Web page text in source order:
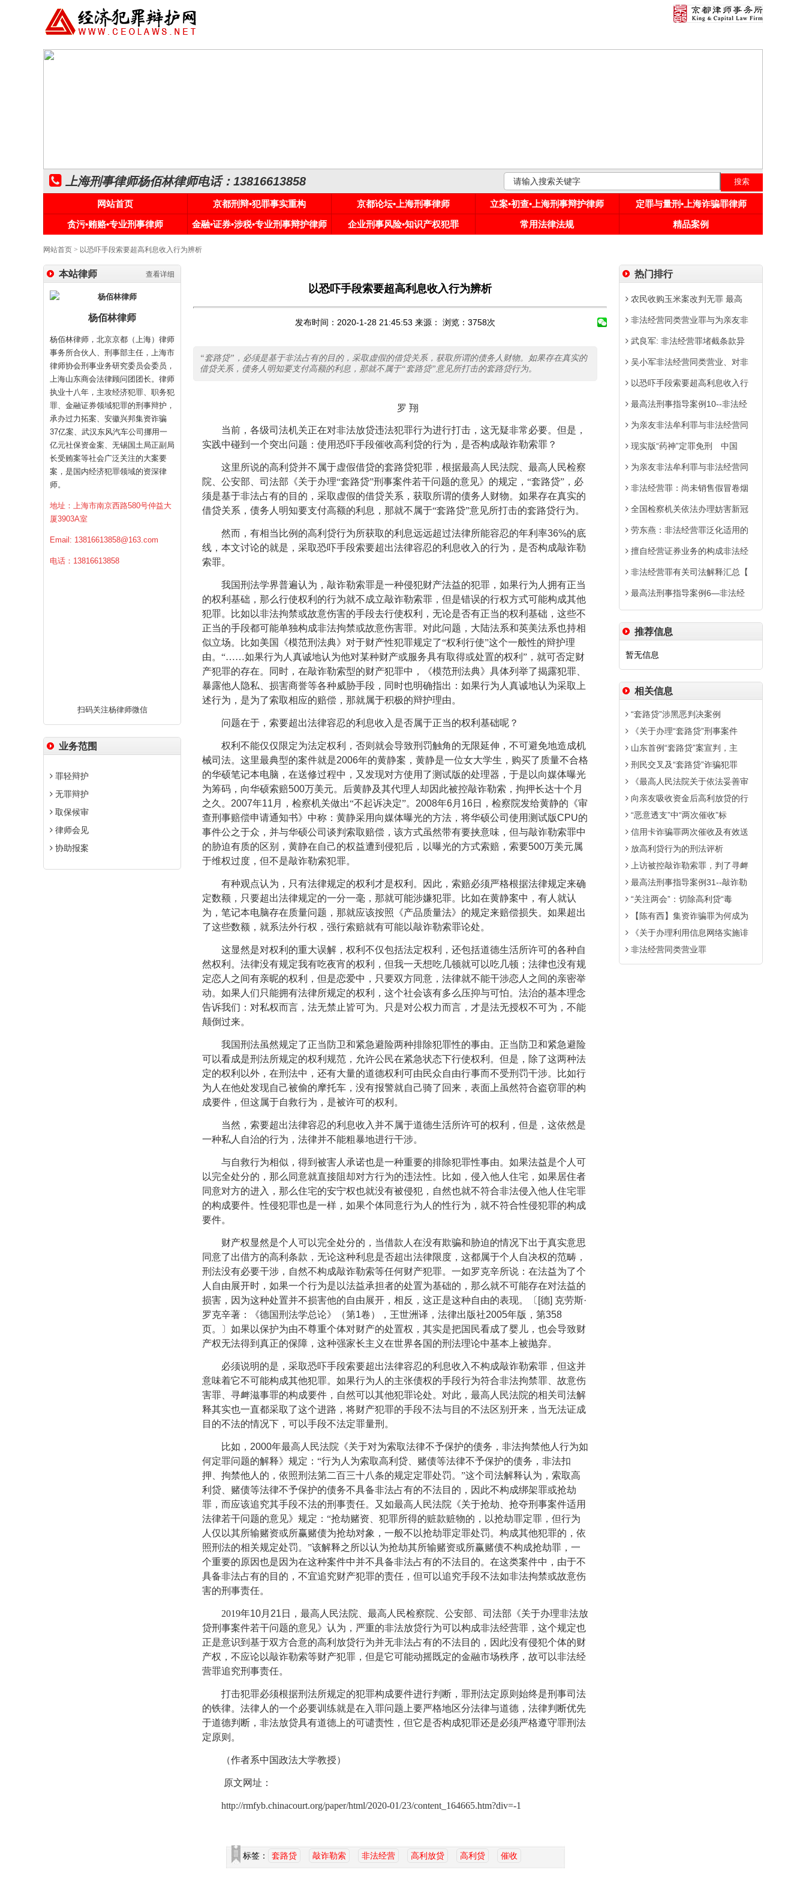
上海刑事律师杨佰林律师电话：13816613858
网站首页 京都刑辩•犯罪事实重构 京都论坛•上海刑事律师 立案•初查•上海刑事辩护律师
定罪与量刑•上海诈骗罪律师
贪污•贿赂•专业刑事律师
金融•证券•涉税•专业刑事辩护律师 企业刑事风险•知识产权犯罪 常用法律法规 精品案例
网站首页 > 以恐吓手段索要超高利息收入行为辨析
查看详细
本站律师
杨佰林律师
杨佰林律师，北京京都（上海）律师
事务所合伙人、刑事部主任，上海市
律师协会刑事业务研究委员会委员，
上海山东商会法律顾问团团长。律师
执业十八年，主攻经济犯罪、职务犯
罪、金融证券领域犯罪的刑事辩护，
承办过力拓案、安徽兴邦集资诈骗
37亿案、武汉东风汽车公司挪用一
亿元社保资金案、无锡国土局正副局
长受贿案等社会广泛关注的大案要
案，是国内经济犯罪领域的资深律
师。
地址：上海市南京西路580号仲益大
厦3903A室
Email: 13816613858@163.com
电话：13816613858
扫码关注杨律师微信
业务范围
罪轻辩护
无罪辩护
取保候审
律师会见
协助报案
以恐吓手段索要超高利息收入行为辨析
发布时间：2020-1-28 21:45:53 来源： 浏览： 3758次
“套路贷”，必须是基于非法占有的目的，采取虚假的借贷关系，获取所谓的债务人财物。如果存在真实的
借贷关系，债务人明知要支付高额的利息，那就不属于“套路贷”意见所打击的套路贷行为。
罗 翔
当前，各级司法机关正在对非法放贷违法犯罪行为进行打击，这无疑非常必要。但是，
实践中碰到一个突出问题：使用恐吓手段催收高利贷的行为，是否构成敲诈勒索罪？
这里所说的高利贷并不属于虚假借贷的套路贷犯罪，根据最高人民法院、最高人民检察
院、公安部、司法部《关于办理“套路贷”刑事案件若干问题的意见》的规定，“套路贷”，必
须是基于非法占有的目的，采取虚假的借贷关系，获取所谓的债务人财物。如果存在真实的
借贷关系，债务人明知要支付高额的利息，那就不属于“套路贷”意见所打击的套路贷行为。
然而，有相当比例的高利贷行为所获取的利息远远超过法律所能容忍的年利率36%的底
线，本文讨论的就是，采取恐吓手段索要超出法律容忍的利息收入的行为，是否构成敲诈勒
索罪。
我国刑法学界普遍认为，敲诈勒索罪是一种侵犯财产法益的犯罪，如果行为人拥有正当
的权利基础，那么行使权利的行为就不成立敲诈勒索罪，但是错误的行权方式可能构成其他
犯罪。比如以非法拘禁或故意伤害的手段去行使权利，无论是否有正当的权利基础，这些不
正当的手段都可能单独构成非法拘禁或故意伤害罪。对此问题，大陆法系和英美法系也持相
似立场。比如美国《模范刑法典》对于财产性犯罪规定了“权利行使”这个一般性的辩护理
由。“……如果行为人真诚地认为他对某种财产或服务具有取得或处置的权利”，就可否定财
产犯罪的存在。同时，在敲诈勒索型的财产犯罪中，《模范刑法典》具体列举了揭露犯罪、
暴露他人隐私、损害商誉等各种威胁手段，同时也明确指出：如果行为人真诚地认为采取上
述行为，是为了索取相应的赔偿，那就属于积极的辩护理由。
问题在于，索要超出法律容忍的利息收入是否属于正当的权利基础呢？
权利不能仅仅限定为法定权利，否则就会导致刑罚触角的无限延伸，不可避免地造成机
械司法。这里最典型的案件就是2006年的黄静案，黄静是一位女大学生，购买了质量不合格
的华硕笔记本电脑，在送修过程中，又发现对方使用了测试版的处理器，于是以向媒体曝光
为筹码，向华硕索赔500万美元。后黄静及其代理人却因此被控敲诈勒索，拘押长达十个月
之久。 2007年11 月，检察机关做出“不起诉决定”。 2008年6月 16日，检察院发给黄静的《审
查刑事赔偿申请通知书》中称：黄静采用向媒体曝光的方法，将华硕公司使用测试版CPU的
事件公之于众，并与华硕公司谈判索取赔偿，该方式虽然带有要挟意味，但与敲诈勒索罪中
的胁迫有质的区别，黄静在自己的权益遭到侵犯后，以曝光的方式索赔，索要500万美元属
于维权过度，但不是敲诈勒索犯罪。
有种观点认为，只有法律规定的权利才是权利。因此，索赔必须严格根据法律规定来确
定数额，只要超出法律规定的一分一毫，那就可能涉嫌犯罪。比如在黄静案中，有人就认
为，笔记本电脑存在质量问题，那就应该按照《产品质量法》的规定来赔偿损失。如果超出
了这些数额，就系法外行权，强行索赔就有可能以敲诈勒索罪论处。
这显然是对权利的重大误解，权利不仅包括法定权利，还包括道德生活所许可的各种自
然权利。法律没有规定我有吃夜宵的权利，但我一天想吃几顿就可以吃几顿；法律也没有规
定恋人之间有亲昵的权利，但是恋爱中，只要双方同意，法律就不能干涉恋人之间的亲密举
动。如果人们只能拥有法律所规定的权利，这个社会该有多么压抑与可怕。法治的基本理念
告诉我们：对私权而言，法无禁止皆可为。只是对公权力而言，才是法无授权不可为，不能
颠倒过来。
我国刑法虽然规定了正当防卫和紧急避险两种排除犯罪性的事由。正当防卫和紧急避险
可以看成是刑法所规定的权利规范，允许公民在紧急状态下行使权利。但是，除了这两种法
定的权利以外，在刑法中，还有大量的道德权利可由民众自由行事而不受刑罚干涉。比如行
为人在他处发现自己被偷的摩托车，没有报警就自己骑了回来，表面上虽然符合盗窃罪的构
成要件，但这属于自救行为，是被许可的权利。
当然，索要超出法律容忍的利息收入并不属于道德生活所许可的权利，但是，这依然是
一种私人自治的行为，法律并不能粗暴地进行干涉。
与自救行为相似，得到被害人承诺也是一种重要的排除犯罪性事由。如果法益是个人可
以完全处分的，那么同意就直接阻却对方行为的违法性。比如，侵入他人住宅，如果居住者
同意对方的进入，那么住宅的安宁权也就没有被侵犯，自然也就不符合非法侵入他人住宅罪
的构成要件。性侵犯罪也是一样，如果个体同意行为人的性行为，就不符合性侵犯罪的构成
要件。
财产权显然是个人可以完全处分的，当借款人在没有欺骗和胁迫的情况下出于真实意思
同意了出借方的高利条款，无论这种利息是否超出法律限度，这都属于个人自决权的范畴，
刑法没有必要干涉，自然不构成敲诈勒索等任何财产犯罪。一如罗克辛所说：在法益为了个
人自由展开时，如果一个行为是以法益承担者的处置为基础的，那么就不可能存在对法益的
损害，因为这种处置并不损害他的自由展开，相反，这正是这种自由的表现。〔 [德] 克劳斯·
罗克辛著：《德国刑法学总论》（第1卷），王世洲译，法律出版社2005年版，第358
页。〕如果以保护为由不尊重个体对财产的处置权，其实是把国民看成了婴儿，也会导致财
产权无法得到真正的保障，这种强家长主义在世界各国的刑法理论中基本上被抛弃。
必须说明的是，采取恐吓手段索要超出法律容忍的利息收入不构成敲诈勒索罪，但这并
意味着它不可能构成其他犯罪。如果行为人的主张债权的手段行为符合非法拘禁罪、故意伤
害罪、寻衅滋事罪的构成要件，自然可以其他犯罪论处。对此，最高人民法院的相关司法解
释其实也一直都采取了这个进路，将财产犯罪的手段不法与目的不法区别开来，当无法证成
目的不法的情况下，可以手段不法定罪量刑。
比如， 2000年最高人民法院《关于对为索取法律不予保护的债务，非法拘禁他人行为如
何定罪问题的解释》规定：“行为人为索取高利贷、赌债等法律不予保护的债务，非法扣
押、拘禁他人的，依照刑法第二百三十八条的规定定罪处罚。”这个司法解释认为，索取高
利贷、赌债等法律不予保护的债务不具备非法占有的不法目的，因此不构成绑架罪或抢劫
罪，而应该追究其手段不法的刑事责任。又如最高人民法院《关于抢劫、抢夺刑事案件适用
法律若干问题的意见》规定：“抢劫赌资、犯罪所得的赃款赃物的，以抢劫罪定罪，但行为
人仅以其所输赌资或所赢赌债为抢劫对象，一般不以抢劫罪定罪处罚。构成其他犯罪的，依
照刑法的相关规定处罚。”该解释之所以认为抢劫其所输赌资或所赢赌债不构成抢劫罪，一
个重要的原因也是因为在这种案件中并不具备非法占有的不法目的。在这类案件中，由于不
具备非法占有的目的，不宜追究财产犯罪的责任，但可以追究手段不法如非法拘禁或故意伤
害的刑事责任。
2019年10月 21 日，最高人民法院、最高人民检察院、公安部、司法部《关于办理非法放
贷刑事案件若干问题的意见》认为，严重的非法放贷行为可以构成非法经营罪，这个规定也
正是意识到基于双方合意的高利放贷行为并无非法占有的不法目的，因此没有侵犯个体的财
产权，不应论以敲诈勒索等财产犯罪，但是它可能动摇既定的金融市场秩序，故可以非法经
营罪追究刑事责任。
打击犯罪必须根据刑法所规定的犯罪构成要件进行判断，罪刑法定原则始终是刑事司法
的铁律。法律人的一个必要训练就是在入罪问题上要严格地区分法律与道德，法律判断优先
于道德判断，非法放贷具有道德上的可谴责性，但它是否构成犯罪还是必须严格遵守罪刑法
定原则。
（作者系中国政法大学教授）
原文网址：
http://rmfyb.chinacourt.org/paper/html/2020-01/23/content_164665.htm?div=-1
标签： 套路贷 敲诈勒索 非法经营 高利放贷 高利贷 催收
热门排行
农民收购玉米案改判无罪 最高
非法经营同类营业罪与为亲友非
武良军: 非法经营罪堵截条款异
吴小军非法经营同类营业、对非
以恐吓手段索要超高利息收入行
最高法刑事指导案例10--非法经
为亲友非法牟利罪与非法经营同
现实版“药神”定罪免刑 中国
为亲友非法牟利罪与非法经营同
非法经营罪：尚未销售假冒卷烟
全国检察机关依法办理妨害新冠
劳东燕：非法经营罪泛化适用的
擅自经营证券业务的构成非法经
非法经营罪有关司法解释汇总【
最高法刑事指导案例6—非法经
推荐信息
暂无信息
相关信息
“套路贷”涉黑恶判决案例
《关于办理“套路贷”刑事案件
山东首例“套路贷”案宣判，主
刑民交叉及“套路贷”诈骗犯罪
《最高人民法院关于依法妥善审
向亲友吸收资金后高利放贷的行
“恶意透支”中“两次催收”标
信用卡诈骗罪两次催收及有效送
放高利贷行为的刑法评析
上访被控敲诈勒索罪，判了寻衅
最高法刑事指导案例31--敲诈勒
“关注两会”：切除高利贷“毒
【陈有西】集资诈骗罪为何成为
《关于办理利用信息网络实施诽
非法经营同类营业罪